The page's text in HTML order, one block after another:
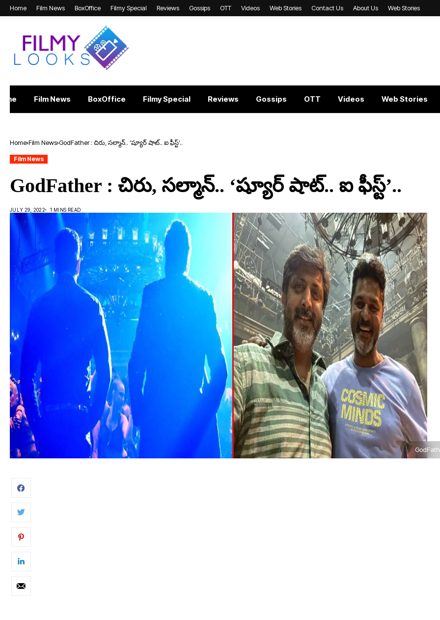
Home Film News BoxOffice Filmy Special Reviews Gossips OTT Videos Web Stories Contact Us About Us Web Stories
Film News BoxOffice Filmy Special Reviews Gossips OTT Videos Web Stories
Home Film News GodFather : చిరు, సల్మాన్.. ‘ష్యూర్ షాట్.. ఐ ఫీస్ట్’..
Film News
GodFather : చిరు, సల్మాన్.. ‘ష్యూర్ షాట్.. ఐ ఫీస్ట్’..
JULY 29, 2022 1 MINS READ